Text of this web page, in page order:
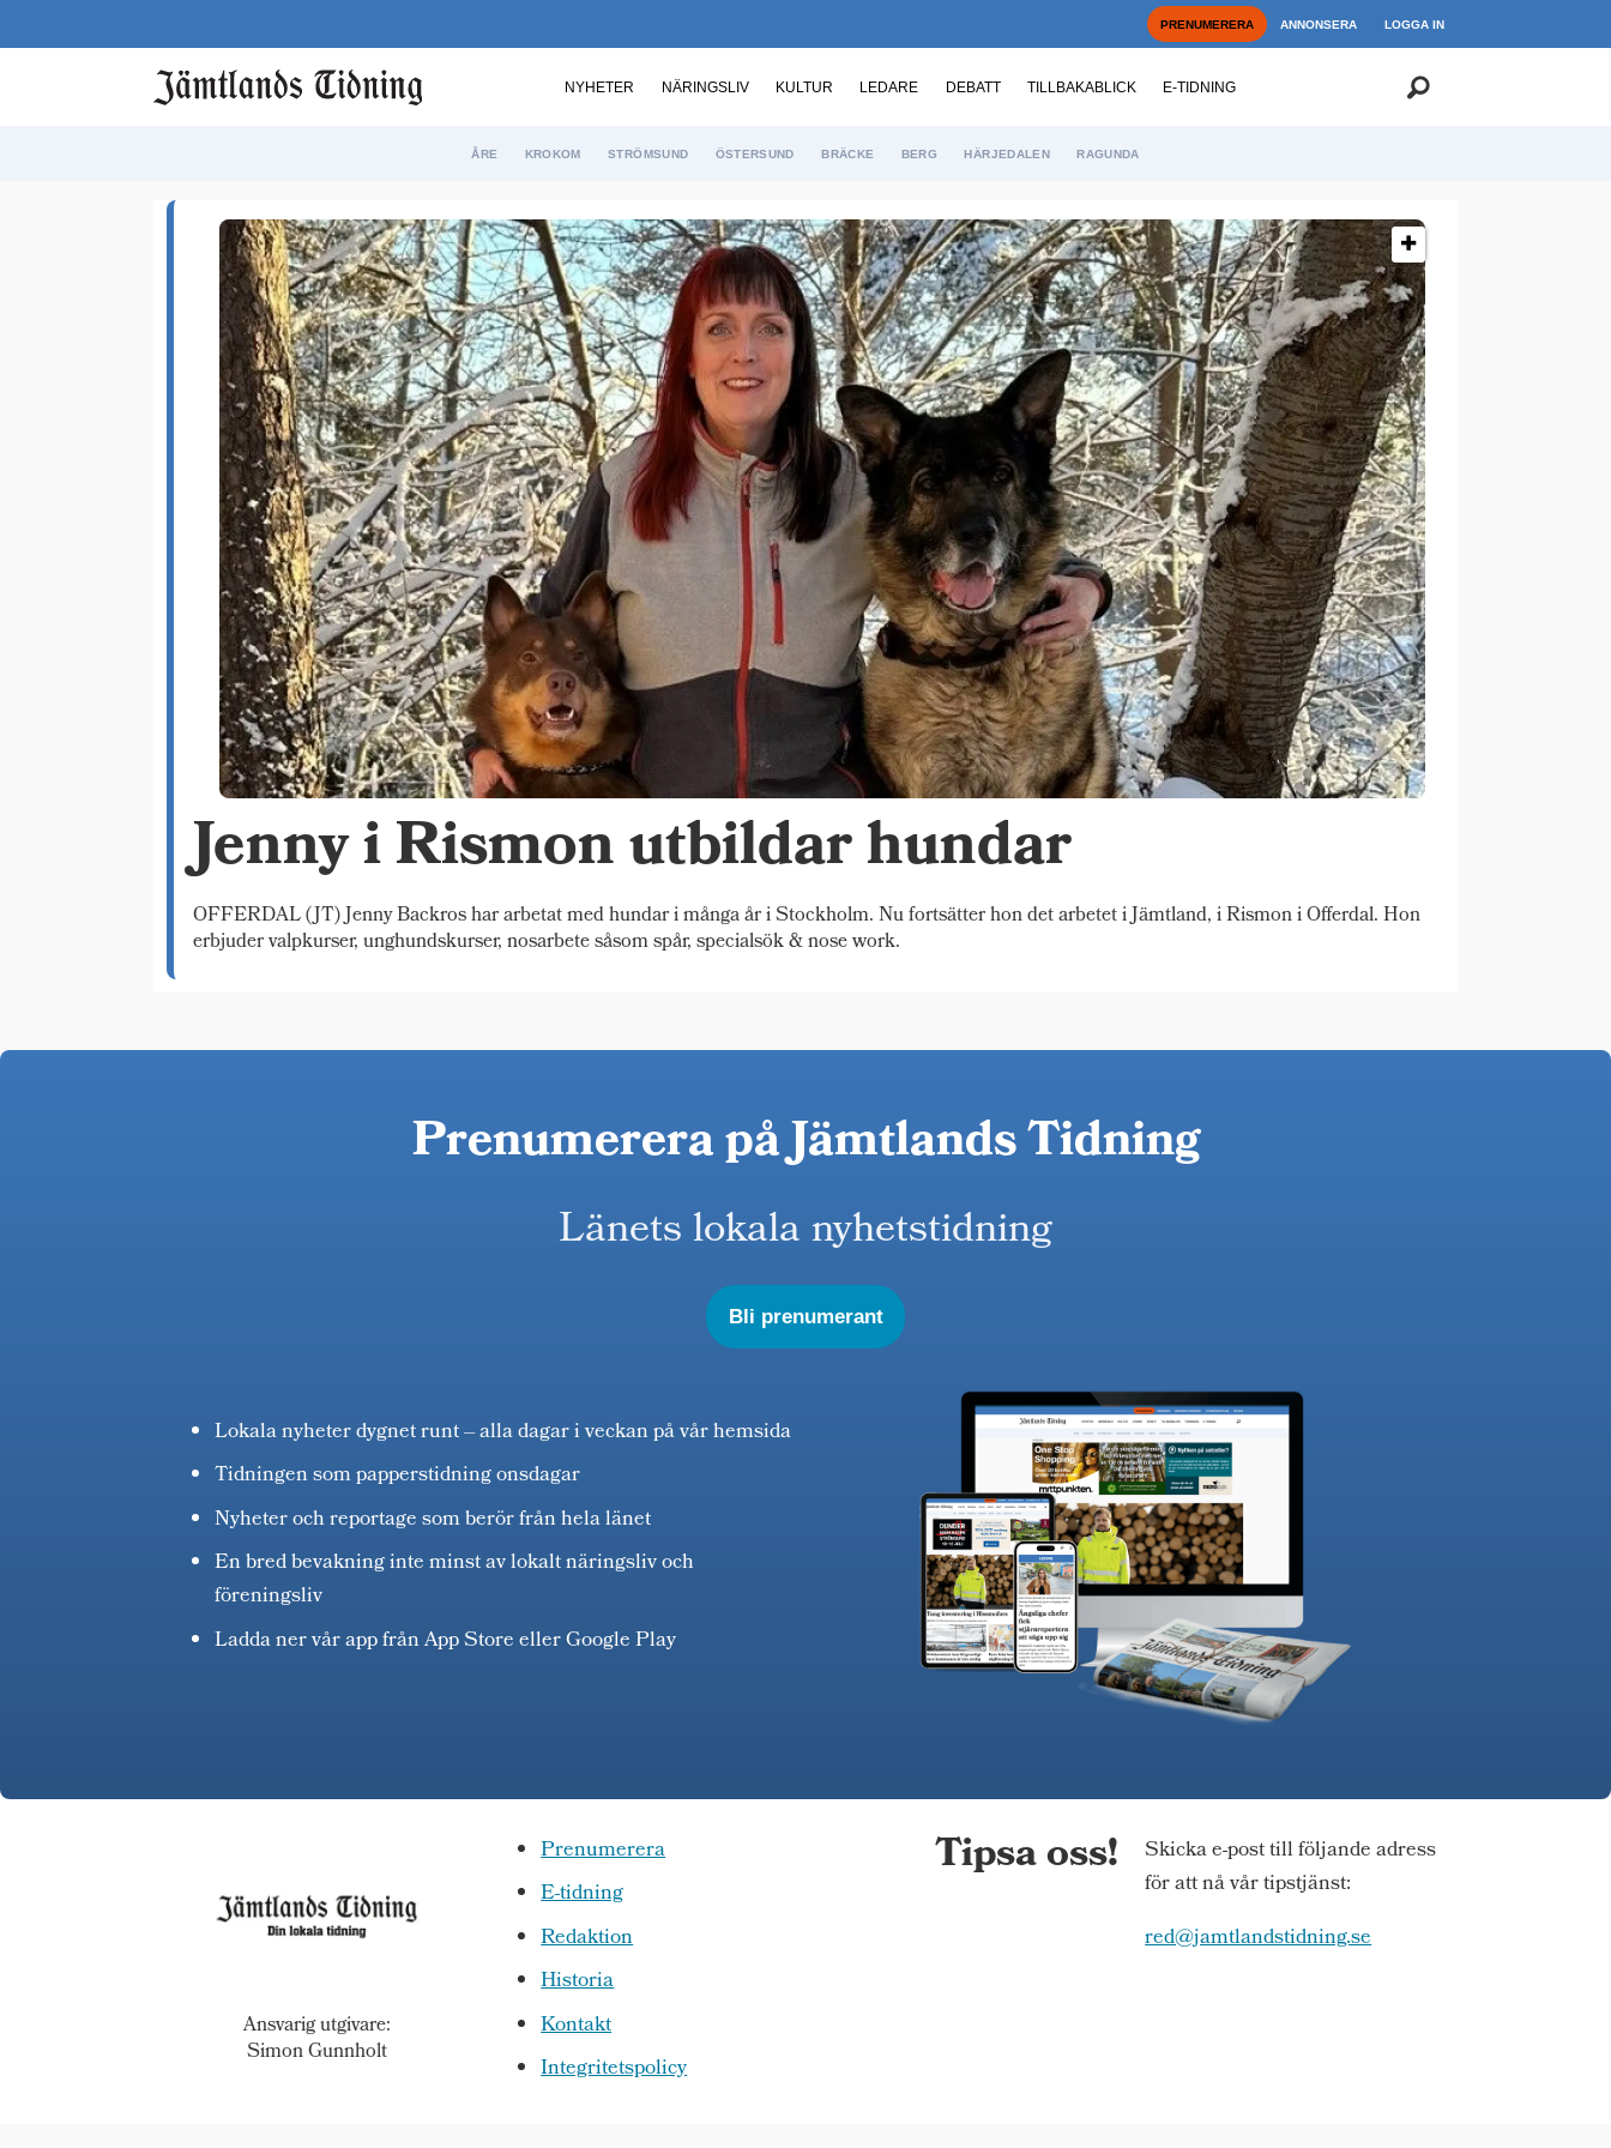
PRENUMERERA ANNONSERA LOGGA IN
NYHETER NÄRINGSLIV KULTUR LEDARE DEBATT TILLBAKABLICK E-TIDNING
ÅRE KROKOM STRÖMSUND ÖSTERSUND BRÄCKE BERG HÄRJEDALEN RAGUNDA
hundträning
Jenny i Rismon utbildar hundar
OFFERDAL (JT) Jenny Backros har arbetat med hundar i många år i Stockholm. Nu fortsätter hon det arbetet i Jämtland, i Rismon i Offerdal. Hon
erbjuder valpkurser, unghundskurser, nosarbete såsom spår, specialsök & nose work.
Prenumerera på Jämtlands Tidning
Länets lokala nyhetstidning
Bli prenumerant
Lokala nyheter dygnet runt – alla dagar i veckan på vår hemsida
Tidningen som papperstidning onsdagar
Nyheter och reportage som berör från hela länet
En bred bevakning inte minst av lokalt näringsliv och
föreningsliv
Ladda ner vår app från App Store eller Google Play
Ansvarig utgivare:
Simon Gunnholt
Prenumerera
E-tidning
Redaktion
Historia
Kontakt
Integritetspolicy
Tipsa oss!
Skicka e-post till följande adress
för att nå vår tipstjänst:
red@jamtlandstidning.se